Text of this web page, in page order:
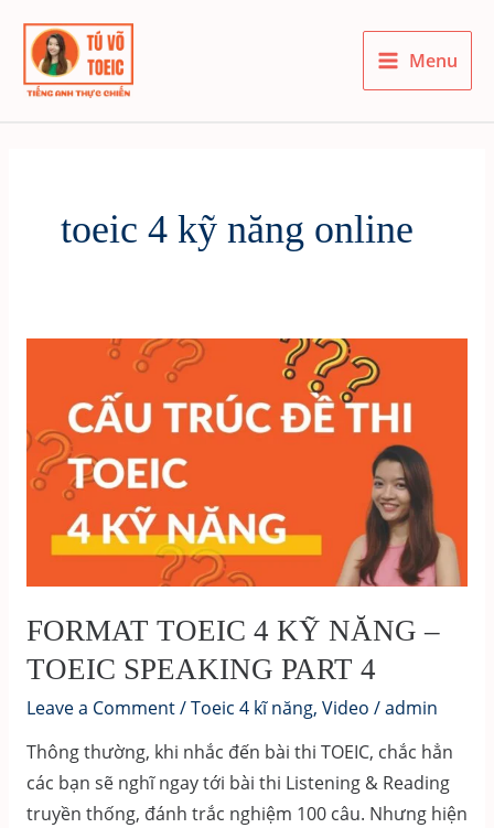
content
Main
Menu
toeic 4 kỹ năng online
FORMAT TOEIC 4 KỸ NĂNG –
TOEIC SPEAKING PART 4
Leave a Comment/Toeic 4 kĩ năng, Video /admin
Thông thường, khi nhắc đến bài thi TOEIC, chắc hẳn
các bạn sẽ nghĩ ngay tới bài thi Listening & Reading
truyền thống, đánh trắc nghiệm 100 câu. Nhưng hiện